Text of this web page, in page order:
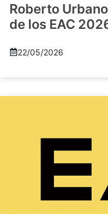
Roberto
de los EAC
22/05/2026